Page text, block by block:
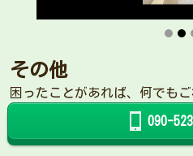
その他
困ったことがあれば、何でもご
090-